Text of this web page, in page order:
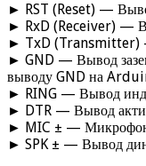
► RST (Reset) —
► RxD (Receiver) —
► TxD (Transmitter)
► GND — Вывод
выводу GND на
► RING — Вывод
► DTR — Вывод
► MIC ± —
► SPK ± — Вывод